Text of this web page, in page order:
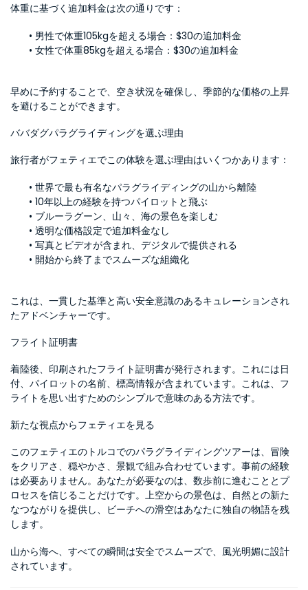
体重に基づく追加料金は次の通りです：
男性で体重105kgを超える場合：$30の追加料金
女性で体重85kgを超える場合：$30の追加料金
早めに予約することで、空き状況を確保し、季節的な価格の上昇
を避けることができます。
ババダグパラグライディングを選ぶ理由
旅行者がフェティエでこの体験を選ぶ理由はいくつかあります：
世界で最も有名なパラグライディングの山から離陸
10年以上の経験を持つパイロットと飛ぶ
ブルーラグーン、山々、海の景色を楽しむ
透明な価格設定で追加料金なし
写真とビデオが含まれ、デジタルで提供される
開始から終了までスムーズな組織化
これは、一貫した基準と高い安全意識のあるキュレーションされ
たアドベンチャーです。
フライト証明書
着陸後、印刷されたフライト証明書が発行されます。これには日
付、パイロットの名前、標高情報が含まれています。これは、フ
ライトを思い出すためのシンプルで意味のある方法です。
新たな視点からフェティエを見る
このフェティエのトルコでのパラグライディングツアーは、冒険
をクリアさ、穏やかさ、景観で組み合わせています。事前の経験
は必要ありません。あなたが必要なのは、数歩前に進むこととプ
ロセスを信じることだけです。上空からの景色は、自然との新た
なつながりを提供し、ビーチへの滑空はあなたに独自の物語を残
します。
山から海へ、すべての瞬間は安全でスムーズで、風光明媚に設計
されています。